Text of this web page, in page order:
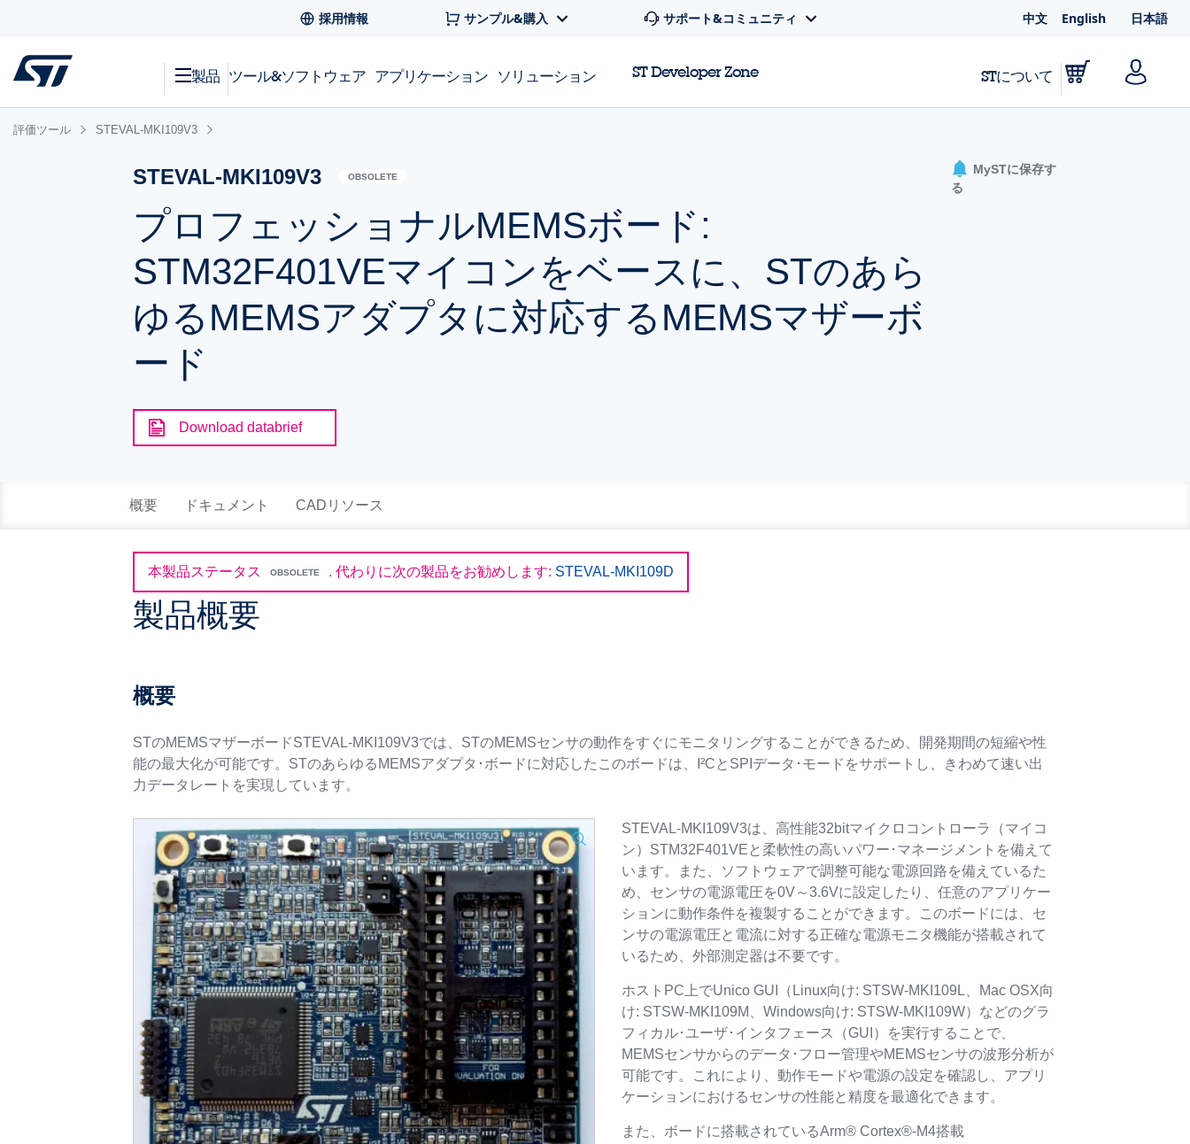
採用情報 サンプル&購入 サポート&コミュニティ 中文 English 日本語
製品 ツール&ソフトウェア アプリケーション ソリューション ST Developer Zone STについて
評価ツール STEVAL-MKI109V3
STEVAL-MKI109V3 OBSOLETE
プロフェッショナルMEMSボード:
STM32F401VEマイコンをベースに、STのあら
ゆるMEMSアダプタに対応するMEMSマザーボ
ード
MySTに保存す
る
Download databrief
概要 ドキュメント CADリソース
本製品ステータス OBSOLETE .代わりに次の製品をお勧めします: STEVAL-MKI109D
製品概要
概要
STのMEMSマザーボードSTEVAL-MKI109V3では、STのMEMSセンサの動作をすぐにモニタリングすることができるため、開発期間の短縮や性
能の最大化が可能です。STのあらゆるMEMSアダプタ･ボードに対応したこのボードは、I²CとSPIデータ･モードをサポートし、きわめて速い出
力データレートを実現しています。
STEVAL-MKI109V3は、高性能32bitマイクロコントローラ（マイコ
ン）STM32F401VEと柔軟性の高いパワー･マネージメントを備えて
います。また、ソフトウェアで調整可能な電源回路を備えているた
め、センサの電源電圧を0V～3.6Vに設定したり、任意のアプリケー
ションに動作条件を複製することができます。このボードには、セ
ンサの電源電圧と電流に対する正確な電源モニタ機能が搭載されて
いるため、外部測定器は不要です。
ホストPC上でUnico GUI（Linux向け: STSW-MKI109L、Mac OSX向
け: STSW-MKI109M、Windows向け: STSW-MKI109W）などのグラ
フィカル･ユーザ･インタフェース（GUI）を実行することで、
MEMSセンサからのデータ･フロー管理やMEMSセンサの波形分析が
可能です。これにより、動作モードや電源の設定を確認し、アプリ
ケーションにおけるセンサの性能と精度を最適化できます。
また、ボードに搭載されているArm® Cortex®-M4搭載